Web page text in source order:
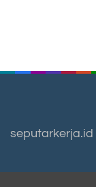
seputarkerja.id